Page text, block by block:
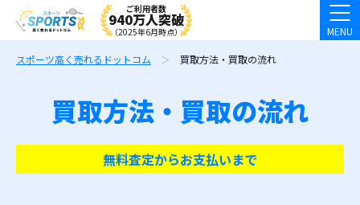
ご利用者数
940万人突破
（2025年6月時点） MENU
スポーツ高く売れるドットコム 買取方法・買取の流れ
買取方法・買取の流れ
無料査定からお支払いまで